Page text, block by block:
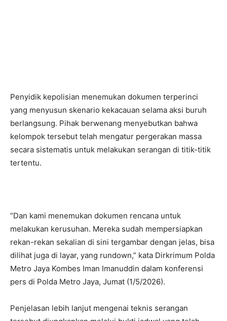
Penyidik kepolisian menemukan dokumen terperinci
yang menyusun skenario kekacauan selama aksi buruh
berlangsung. Pihak berwenang menyebutkan bahwa
kelompok tersebut telah mengatur pergerakan massa
secara sistematis untuk melakukan serangan di titik-titik
tertentu.
“Dan kami menemukan dokumen rencana untuk
melakukan kerusuhan. Mereka sudah mempersiapkan
rekan-rekan sekalian di sini tergambar dengan jelas, bisa
dilihat juga di layar, yang rundown,” kata Dirkrimum Polda
Metro Jaya Kombes Iman Imanuddin dalam konferensi
pers di Polda Metro Jaya, Jumat (1/5/2026).
Penjelasan lebih lanjut mengenai teknis serangan